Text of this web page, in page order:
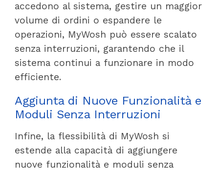
accedono al sistema, gestire un maggior
volume di ordini o espandere le
operazioni, MyWosh può essere scalato
senza interruzioni, garantendo che il
sistema continui a funzionare in modo
efficiente.
Aggiunta di Nuove Funzionalità e
Moduli Senza Interruzioni
Infine, la flessibilità di MyWosh si
estende alla capacità di aggiungere
nuove funzionalità e moduli senza